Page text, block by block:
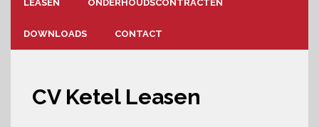
LEASEN ONDERHOUDSCONTRACTEN
DOWNLOADS CONTACT
CV Ketel Leasen